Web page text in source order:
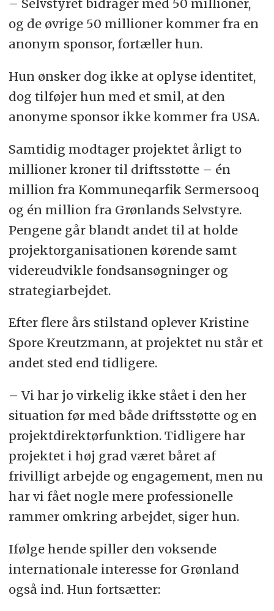
– Selvstyret bidrager med 50 millioner,
og de øvrige 50 millioner kommer fra en
anonym sponsor, fortæller hun.
Hun ønsker dog ikke at oplyse identitet,
dog tilføjer hun med et smil, at den
anonyme sponsor ikke kommer fra USA.
Samtidig modtager projektet årligt to
millioner kroner til driftsstøtte – én
million fra Kommuneqarfik Sermersooq
og én million fra Grønlands Selvstyre.
Pengene går blandt andet til at holde
projektorganisationen kørende samt
videreudvikle fondsansøgninger og
strategiarbejdet.
Efter flere års stilstand oplever Kristine
Spore Kreutzmann, at projektet nu står et
andet sted end tidligere.
– Vi har jo virkelig ikke stået i den her
situation før med både driftsstøtte og en
projektdirektørfunktion. Tidligere har
projektet i høj grad været båret af
frivilligt arbejde og engagement, men nu
har vi fået nogle mere professionelle
rammer omkring arbejdet, siger hun.
Ifølge hende spiller den voksende
internationale interesse for Grønland
også ind. Hun fortsætter: